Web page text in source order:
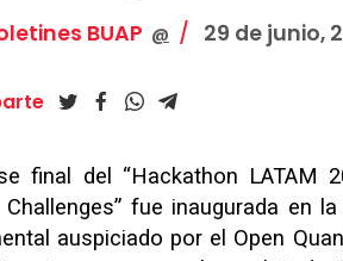
BUAP @ 29 de junio,
final del “Hackathon LATAM
Challenges” fue inaugurada en
auspiciado por el Open